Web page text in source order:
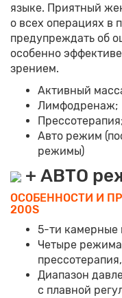
языке. Приятный
о всех операциях в
предупреждать об
особенно
зрением.
Активный
Лимфодренаж;
Авто режим
режимы)
+ АВТО
ОСОБЕННОСТИ И
200S
5-ти камерные
Четыре
Диапазон
с плавной